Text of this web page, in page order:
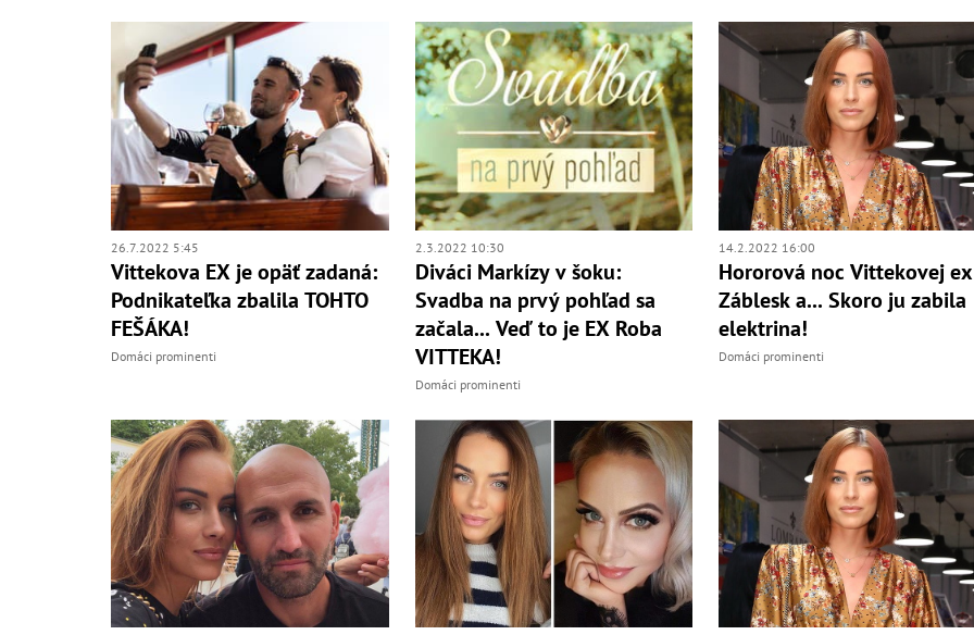
26.7.2022 5:45
Vittekova EX je opäť zadaná:
Podnikateľka zbalila TOHTO
FEŠÁKA!
Domáci prominenti
2.3.2022 10:30
Diváci Markízy v šoku:
Svadba na prvý pohľad sa
začala... Veď to je EX Roba
VITTEKA!
Domáci prominenti
14.2.2022 16:00
Hororová noc Vittekovej
Záblesk a... Skoro ju zabila
elektrina!
Domáci prominenti